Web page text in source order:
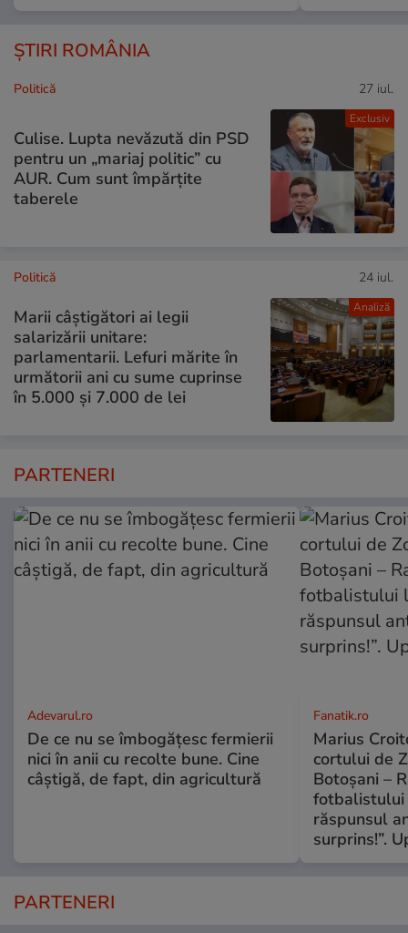
ȘTIRI ROMÂNIA
Exclusiv
Politică 27 iul.
Culise. Lupta nevăzută din PSD
pentru un „mariaj politic” cu
AUR. Cum sunt împărțite
taberele
Analiză
Politică 24 iul.
Marii câștigători ai legii
salarizării unitare:
parlamentarii. Lefuri mărite în
următorii ani cu sume cuprinse
în 5.000 și 7.000 de lei
PARTENERI
Adevarul.ro
De ce nu se îmbogățesc fermierii
nici în anii cu recolte bune. Cine
câștigă, de fapt, din agricultură
Fanatik.ro
Marius
cortului de
Botoșani –
răspunsul
surprins!”.
PARTENERI